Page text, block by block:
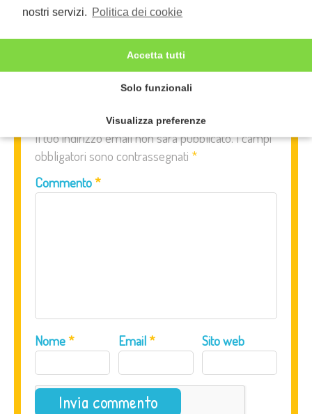
nostri servizi. Politica dei cookie
Accetta tutti
Solo funzionali
Visualizza preferenze
Lascia un
commento
Il tuo indirizzo email non sarà pubblicato.I campi
obbligatori sono contrassegnati *
Commento*
Nome* Email* Sito web